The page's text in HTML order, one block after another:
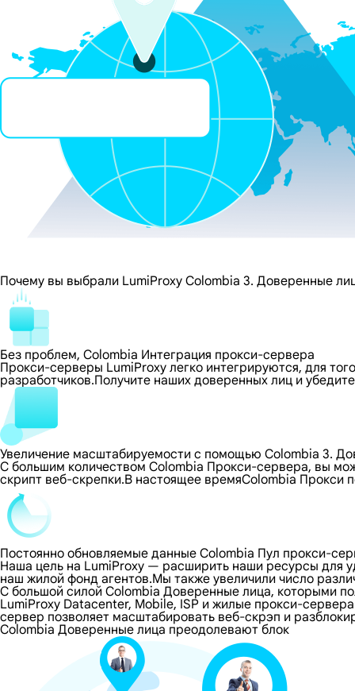
Почему вы выбрали LumiProxy Colombia 3. Доверенные
Без проблем, Colombia Интеграция прокси-сервера
Прокси-серверы LumiProxy легко интегрируются, для
разработчиков.Получите наших доверенных лиц и
Увеличение масштабируемости с помощью Colombia 3.
С большим количеством Colombia Прокси-сервера, вы
скрипт веб-скрепки.В настоящее времяColombia
Постоянно обновляемые данные Colombia Пул прокси-
Наша цель на LumiProxy — расширить наши ресурсы для
наш жилой фонд агентов.Мы также увеличили число
С большой силой Colombia Доверенные лица, которыми
LumiProxy Datacenter, Mobile, ISP и жилые прокси-
сервер позволяет масштабировать веб-скрэп и
Colombia Доверенные лица преодолевают блок